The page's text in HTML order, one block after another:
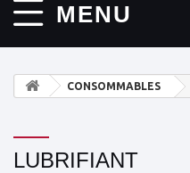
MENU
CONSOMMABLES
LUBRIFIANT